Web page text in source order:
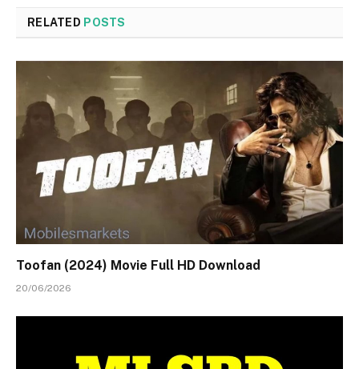
RELATED POSTS
Toofan (2024) Movie Full HD Download
20/06/2026